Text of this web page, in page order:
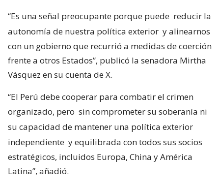
“Es una señal preocupante porque puede reducir la
autonomía de nuestra política exterior y alinearnos
con un gobierno que recurrió a medidas de coerción
frente a otros Estados”, publicó la senadora Mirtha
Vásquez en su cuenta de X.
“El Perú debe cooperar para combatir el crimen
organizado, pero sin comprometer su soberanía ni
su capacidad de mantener una política exterior
independiente y equilibrada con todos sus socios
estratégicos, incluidos Europa, China y América
Latina”, añadió.